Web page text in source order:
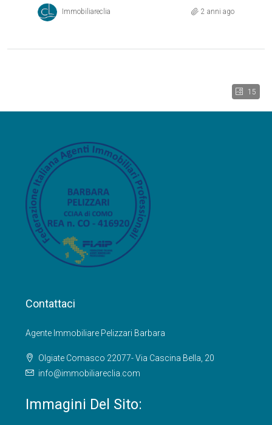
15
Immobiliareclia 2 anni ago
Contattaci
Agente Immobiliare Pelizzari Barbara
Olgiate Comasco 22077- Via Cascina Bella, 20
info@immobiliareclia.com
Immagini Del Sito: